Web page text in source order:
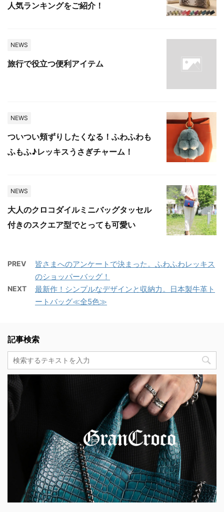
人気ランキングをご紹介！
NEWS
旅行で役立つ便利アイテム
NEWS
ついつい頬ずりしたくなる！ふわふわも
ふもふ♪レッキスうさぎチャーム！
NEWS
大人のクロコダイルミニバッグタッセル
付きのスクエア型でとっても可愛い
PREV
皆さまへのアンケートで決まった。ふわふわレッキス
のショッパーバッグ！
NEXT
最新作！シンプルなデザインと収納力。日本製牛革ト
ートバッグ≪全5色≫
記事検索